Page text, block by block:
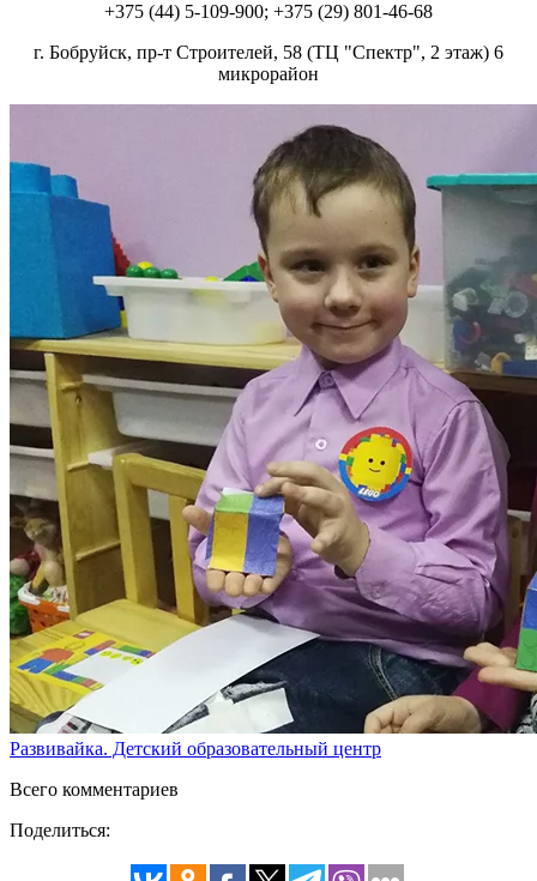
+375 (44) 5-109-900; +375 (29) 801-46-68
г. Бобруйск, пр-т Строителей, 58 (ТЦ "Спектр", 2 этаж) 6
микрорайон
Развивайка. Детский образовательный центр
Всего комментариев
Поделиться: